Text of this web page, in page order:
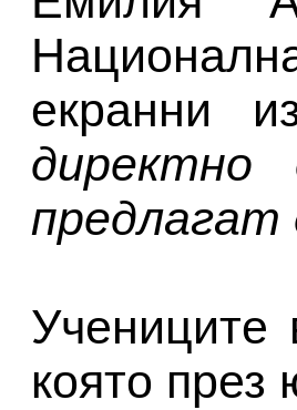
екранни
предлагат
Учениците
която